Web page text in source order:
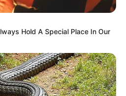
Hold A Special Place In Our